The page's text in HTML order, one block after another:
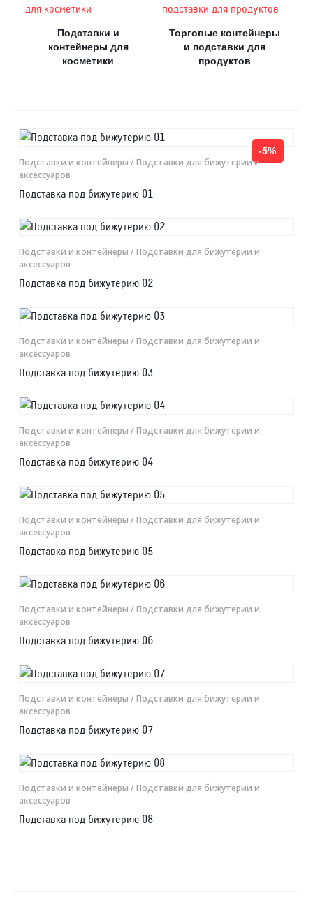
Подставки и
контейнеры для
косметики
Торговые контейнеры
и подставки для
продуктов
-5%
Подставки и контейнеры / Подставки для бижутерии и
аксессуаров
Подставка под бижутерию 01
Подставки и контейнеры / Подставки для бижутерии и
аксессуаров
Подставка под бижутерию 02
Подставки и контейнеры / Подставки для бижутерии и
аксессуаров
Подставка под бижутерию 03
Подставки и контейнеры / Подставки для бижутерии и
аксессуаров
Подставка под бижутерию 04
Подставки и контейнеры / Подставки для бижутерии и
аксессуаров
Подставка под бижутерию 05
Подставки и контейнеры / Подставки для бижутерии и
аксессуаров
Подставка под бижутерию 06
Подставки и контейнеры / Подставки для бижутерии и
аксессуаров
Подставка под бижутерию 07
Подставки и контейнеры / Подставки для бижутерии и
аксессуаров
Подставка под бижутерию 08